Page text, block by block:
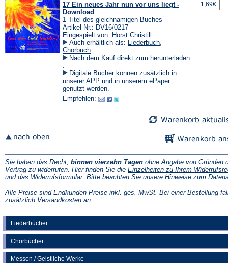
Liederbücher
Chorbücher
Messen / Geistliche Werke
17 Ein neues Jahr nun vor uns liegt -
Download
1 Titel des gleichnamigen Buches
Artikel-Nr.: DV16/0217
Eingespielt von: Horst Christill
Auch erhältlich als: Liederbuch,
Chorbuch
Nach dem Kauf direkt zum herunterladen
in
einem
neuen
Tab)
.
Digitale Bücher können zusätzlich in
unsererAPP (Öffnet
in
neuen
und in unserem ePaper(Öffnet
genutzt werden.
Empfehlen:
1,69€
Sie haben das Recht, binnen vierzehn Tagen ohne Angabe von Gründen
Vertrag zu widerrufen. Hier finden Sie die Einzelheiten zu Ihrem
und das Widerrufsformular(Öffnet
einem
neuen
. Bitte beachten Sie unsere Hinweise zum
Alle Preise sind Endkunden-Preise inkl. ges. MwSt. Bei einer Bestellung
zusätzlich Versandkosten(Öffnet
an.